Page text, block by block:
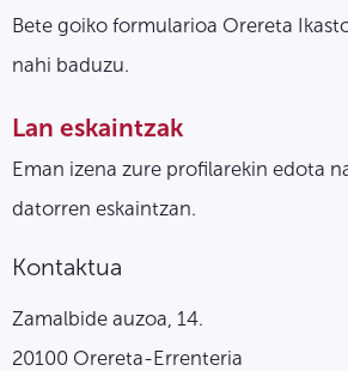
Bete goiko formularioa Orereta
nahi baduzu.
Lan eskaintzak
Eman izena zure profilarekin edota
datorren eskaintzan.
Kontaktua
Zamalbide auzoa, 14.
20100 Orereta-Errenteria